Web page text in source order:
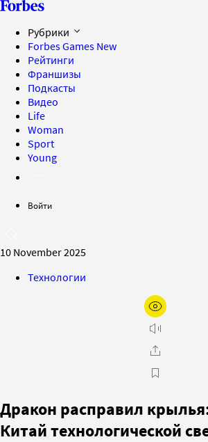
Рубрики
Forbes Games New
Рейтинги
Франшизы
Подкасты
Видео
Life
Woman
Sport
Young
Войти
10 November 2025
Технологии
Дракон расправил
Китай технологической